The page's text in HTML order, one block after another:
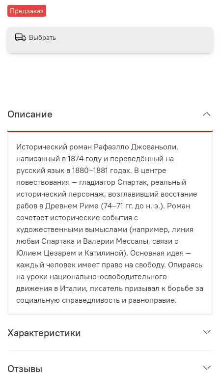
Предзаказ
Выбрать
Описание
Исторический роман Рафаэлло Джованьоли,
написанный в 1874 году и переведённый на
русский язык в 1880–1881 годах. В центре
повествования — гладиатор Спартак, реальный
исторический персонаж, возглавивший восстание
рабов в Древнем Риме (74–71 гг. до н. э.). Роман
сочетает исторические события с
художественными вымыслами (например, линия
любви Спартака и Валерии Мессалы, связи с
Юлием Цезарем и Катилиной). Основная идея —
каждый человек имеет право на свободу. Опираясь
на уроки национально-освободительного
движения в Италии, писатель призывал к борьбе за
социальную справедливость и равноправие.
Характеристики
Отзывы